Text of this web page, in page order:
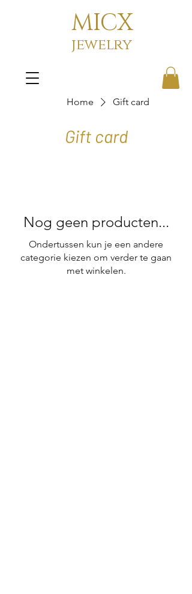
MICX
jewelry
Home Gift card
Gift card
Nog geen producten...
Ondertussen kun je een andere
categorie kiezen om verder te gaan
met winkelen.